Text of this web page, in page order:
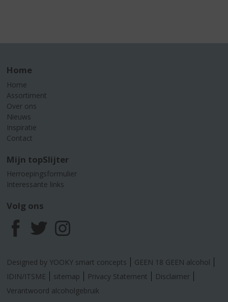
Home
Home
Assortiment
Over ons
Nieuws
Inspiratie
Contact
Mijn topSlijter
Herroepingsformulier
Interessante links
Volg ons
F
a
c
T
w
i
I
n
s
Designed by YOOKY smart concepts
GEEN 18 GEEN alcohol
IDIN/ITSME
sitemap Privacy Statement
Disclaimer
Verantwoord alcoholgebruik